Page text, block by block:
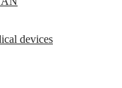
devices